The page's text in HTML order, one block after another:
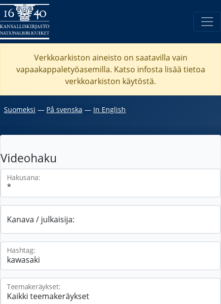
Verkkoarkiston aineisto on saatavilla vain
vapaakappaletyöasemilla. Katso infosta lisää tietoa
verkkoarkiston käytöstä.
Suomeksi ― På svenska ― In English
Videohaku
Hakusana:
Kanava / julkaisija:
Hashtag:
Teemakeräykset: